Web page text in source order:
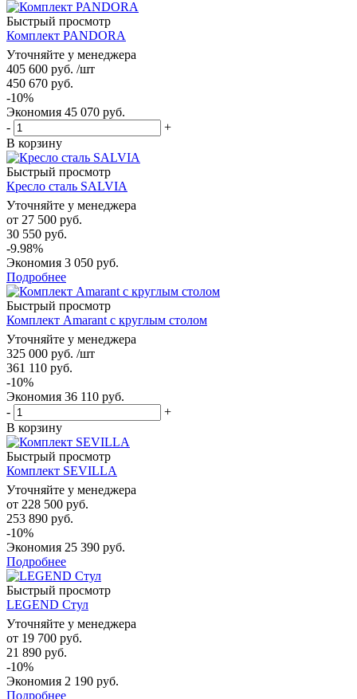
Быстрый просмотр
Комплект PANDORA
Уточняйте у менеджера
405 600 руб. /шт
450 670 руб.
-10%
Экономия 45 070 руб.
-
+
В корзину
Быстрый просмотр
Кресло сталь SALVIA
Уточняйте у менеджера
от 27 500 руб.
30 550 руб.
-9.98%
Экономия 3 050 руб.
Подробнее
Быстрый просмотр
Комплект Amarant с круглым столом
Уточняйте у менеджера
325 000 руб. /шт
361 110 руб.
-10%
Экономия 36 110 руб.
-
+
В корзину
Быстрый просмотр
Комплект SEVILLA
Уточняйте у менеджера
от 228 500 руб.
253 890 руб.
-10%
Экономия 25 390 руб.
Подробнее
Быстрый просмотр
LEGEND Стул
Уточняйте у менеджера
от 19 700 руб.
21 890 руб.
-10%
Экономия 2 190 руб.
Подробнее